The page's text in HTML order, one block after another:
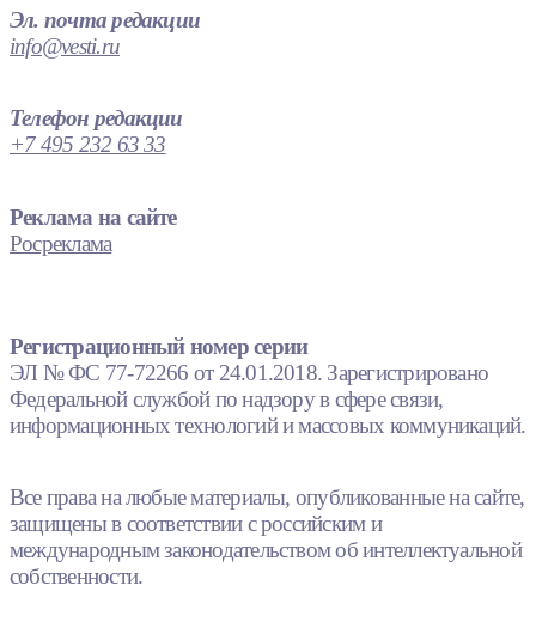
Эл. почта редакции
info@vesti.ru
Телефон редакции
+7 495 232 63 33
Реклама на сайте
Росреклама
Регистрационный номер серии
ЭЛ № ФС 77-72266 от 24.01.2018. Зарегистрировано
Федеральной службой по надзору в сфере связи,
информационных технологий и массовых коммуникаций.
Все права на любые материалы, опубликованные на сайте,
защищены в соответствии с российским и
международным законодательством об интеллектуальной
собственности.